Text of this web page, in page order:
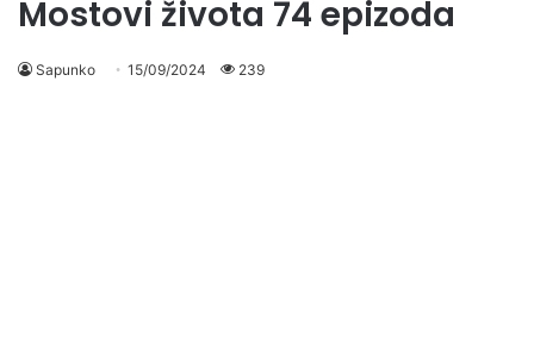
Mostovi života 74 epizoda
Sapunko 15/09/2024 239